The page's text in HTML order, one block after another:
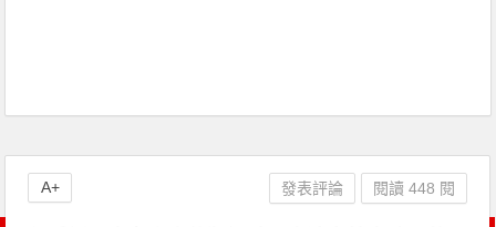
發表評論 閱讀 448 閱
A+